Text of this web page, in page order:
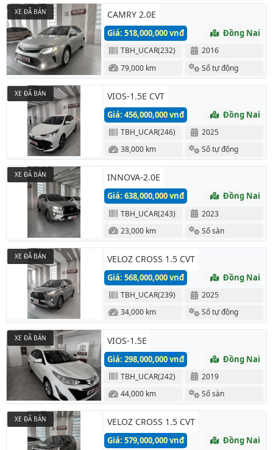
CAMRY 2.0E
Giá: 518,000,000 vnđ Đồng Nai
TBH_UCAR(232)
2016
79,000 km
Số tự động
XE ĐÃ BÁN
VIOS-1.5E CVT
Giá: 456,000,000 vnđ Đồng Nai
TBH_UCAR(246)
2025
38,000 km
Số tự động
XE ĐÃ BÁN
INNOVA-2.0E
Giá: 638,000,000 vnđ Đồng Nai
TBH_UCAR(243)
2023
23,000 km
Số sàn
XE ĐÃ BÁN
VELOZ CROSS 1.5 CVT
Giá: 568,000,000 vnđ Đồng Nai
TBH_UCAR(239)
2025
34,000 km
Số tự động
XE ĐÃ BÁN
VIOS-1.5E
Giá: 298,000,000 vnđ Đồng Nai
TBH_UCAR(242)
2019
44,000 km
Số sàn
XE ĐÃ BÁN
VELOZ CROSS 1.5 CVT
Giá: 579,000,000 vnđ Đồng Nai
XE ĐÃ BÁN